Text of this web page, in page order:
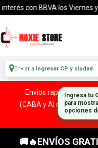
con BBVA los Viernes y
Enviar a Ingresar CP y ciudad
Envios rapidos y
(CABA y Al rededores)
🚚🔥ENVÍOS
Ingresa tu
para
opciones